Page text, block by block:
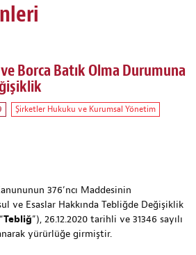
Borca Batık Olma Durumuna
Şirketler Hukuku ve Kurumsal Yönetim
376’ncı Maddesinin
ve Esaslar Hakkında Tebliğde Değişiklik
Tebliğ”), 26.12.2020 tarihli ve 31346 sayılı
yürürlüğe girmiştir.